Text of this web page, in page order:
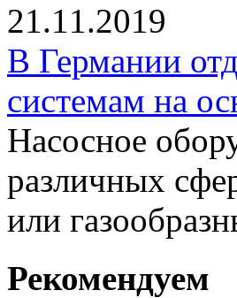
21.11.2019
В Германии
системам на
Насосное
различных
или
Рекомендуем